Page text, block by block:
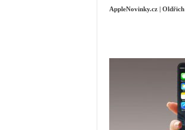
AppleNovinky.cz |